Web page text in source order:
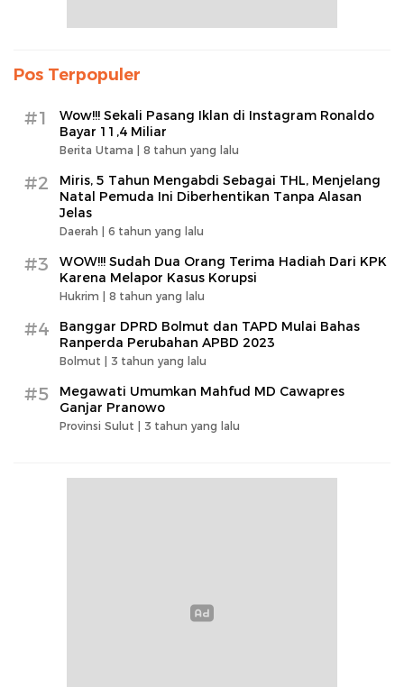
Pos Terpopuler
#1
Wow!!! Sekali Pasang Iklan di Instagram Ronaldo
Bayar 11,4 Miliar
Berita Utama | 8 tahun yang lalu
#2
Miris, 5 Tahun Mengabdi Sebagai THL, Menjelang
Natal Pemuda Ini Diberhentikan Tanpa Alasan
Jelas
Daerah | 6 tahun yang lalu
#3
WOW!!! Sudah Dua Orang Terima Hadiah Dari KPK
Karena Melapor Kasus Korupsi
Hukrim | 8 tahun yang lalu
#4
Banggar DPRD Bolmut dan TAPD Mulai Bahas
Ranperda Perubahan APBD 2023
Bolmut | 3 tahun yang lalu
#5
Megawati Umumkan Mahfud MD Cawapres
Ganjar Pranowo
Provinsi Sulut | 3 tahun yang lalu